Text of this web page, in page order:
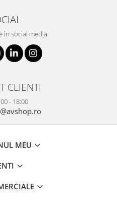
in social media
CLIENTI
- 18:00
MEU